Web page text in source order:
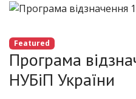
Featured
Програма
НУБіП України